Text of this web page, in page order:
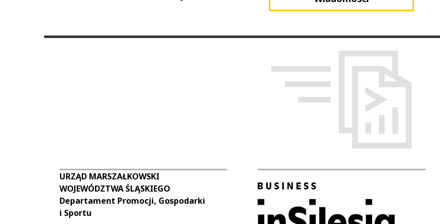
URZĄD MARSZAŁKOWSKI
WOJEWÓDZTWA ŚLĄSKIEGO
Departament Promocji, Gospodarki
i Sportu